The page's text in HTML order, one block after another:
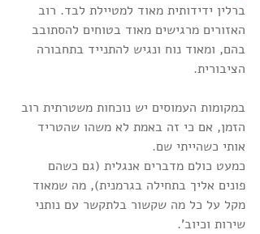
ברלין ידידותית מאוד למטיילת לבד. רוב
האזורים מרגישים מאוד בטוחים להסתובב
בהם, ומאוד נוח ונגיש להתנייד בתחבורה
הציבורית.
במקומות העמוסים יש נוכחות משטרתית רוב
הזמן, אם כי זה באמת לא משהו שהטריד
אותי כשהייתי שם.
כמעט כולם מדברים אנגלית (גם כשהם
פונים אליך בתחילה בגרמנית), מה שמאוד
מקל על כל מה שקשור בלתקשר עם נותני
שירות וכיוב'.